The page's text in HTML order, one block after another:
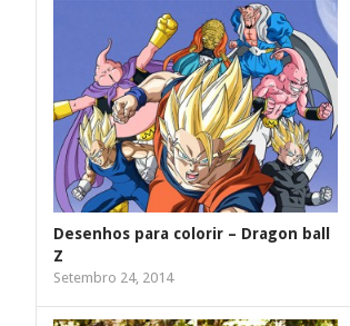
Desenhos para colorir – Dragon ball
Z
Setembro 24, 2014